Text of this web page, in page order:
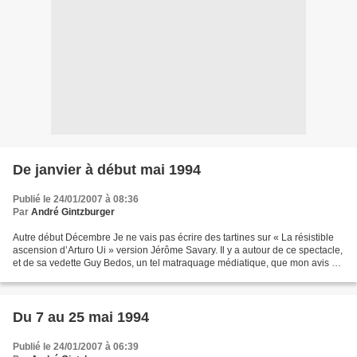
De janvier à début mai 1994
Publié le 24/01/2007 à 08:36
Par André Gintzburger
Autre début Décembre Je ne vais pas écrire des tartines sur « La résistible
ascension d’Arturo Ui » version Jérôme Savary. Il y a autour de ce spectacle,
et de sa vedette Guy Bedos, un tel matraquage médiatique, que mon avis est
Du 7 au 25 mai 1994
Publié le 24/01/2007 à 06:39